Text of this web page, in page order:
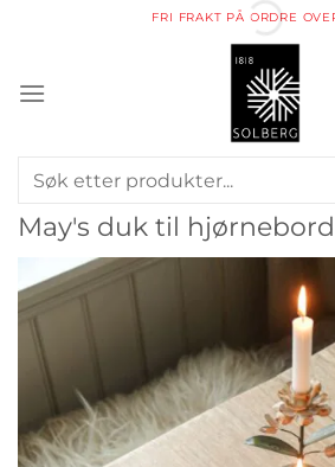
FRI FRAKT PÅ ORDRE
Søk
etter:
May's duk til